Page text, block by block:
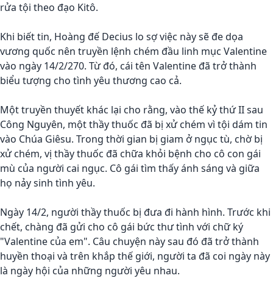
rửa tội theo đạo Kitô.
Khi biết tin, Hoàng đế Decius lo sợ việc này sẽ đe dọa
vương quốc nên truyền lệnh chém đầu linh mục Valentine
vào ngày 14/2/270. Từ đó, cái tên Valentine đã trở thành
biểu tượng cho tình yêu thương cao cả.
Một truyền thuyết khác lại cho rằng, vào thế kỷ thứ II sau
Công Nguyên, một thầy thuốc đã bị xử chém vì tội dám tin
vào Chúa Giêsu. Trong thời gian bị giam ở ngục tù, chờ bị
xử chém, vị thầy thuốc đã chữa khỏi bệnh cho cô con gái
mù của người cai ngục. Cô gái tìm thấy ánh sáng và giữa
họ nảy sinh tình yêu.
Ngày 14/2, người thầy thuốc bị đưa đi hành hình. Trước khi
chết, chàng đã gửi cho cô gái bức thư tình với chữ ký
"Valentine của em". Câu chuyện này sau đó đã trở thành
huyền thoại và trên khắp thế giới, người ta đã coi ngày này
là ngày hội của những người yêu nhau.